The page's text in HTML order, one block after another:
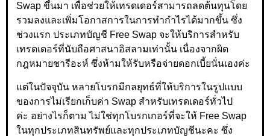
Swap ขึ้นมา เพื่อช่วยให้เทรดเดอร์สามารถลดต้นทุนโดย
รวมลงและเพิ่มโอกาสการในการทำกำไรได้มากขึ้น ซึ่ง
ช่วงแรก ประเภทบัญชี Free Swap จะให้บริการสำหรับ
เทรดเดอร์ที่นับถือศาสนาอิสลามเท่านั้น เนื่องจากผิด
กฎหมายชารีอะห์ ซึ่งห้ามให้รับหรือจ่ายดอกเบี้ยนั่นเองค่ะ
แต่ในปัจจุบัน หลายโบรกมีกลยุทธ์ที่ให้บริการในรูปแบบ
ของการไม่เรียกเก็บค่า Swap สำหรับเทรดเดอร์ทั่วไป
ค่ะ อย่างไรก็ตาม ไม่ใช่ทุกโบรกเกอร์ที่จะให้ Free Swap
ในทุกประเภทสินทรัพย์และทุกประเภทบัญชีนะคะ ซึ่ง